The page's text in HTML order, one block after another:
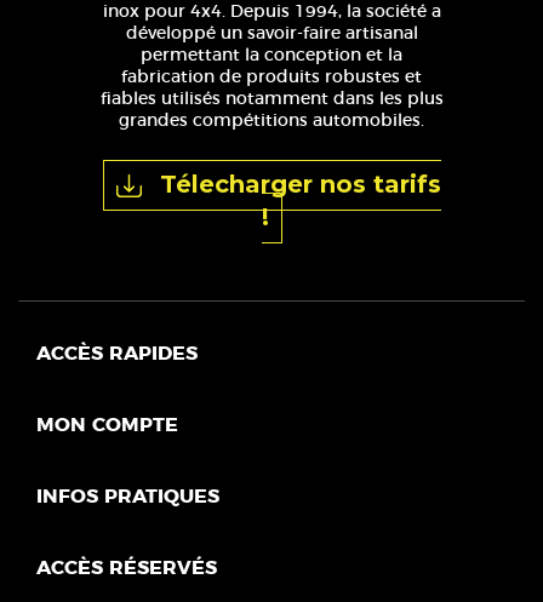
inox pour 4x4. Depuis 1994, la société a
développé un savoir-faire artisanal
permettant la conception et la
fabrication de produits robustes et
fiables utilisés notamment dans les plus
grandes compétitions automobiles.
Télecharger nos tarifs
!
ACCÈS RAPIDES
MON COMPTE
INFOS PRATIQUES
ACCÈS RÉSERVÉS